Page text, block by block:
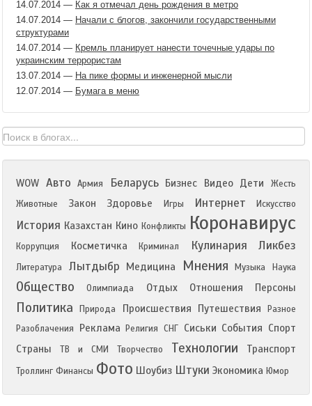
14.07.2014 — Как я отмечал день рождения в метро
14.07.2014 — Начали с блогов, закончили государственными
структурами
14.07.2014 — Кремль планирует нанести точечные удары по
украинским террористам
13.07.2014 — На пике формы и инженерной мысли
12.07.2014 — Бумага в меню
WOW Авто Армия Беларусь Бизнес Видео Дети
Жесть
Животные
Закон Здоровье Игры Интернет Искусство
История Казахстан Кино Конфликты Коронавирус
Коррупция Косметичка Криминал Кулинария Ликбез
Литература Лытдыбр Медицина Мнения Музыка Наука
Общество Олимпиада Отдых Отношения Персоны
Политика Природа Происшествия Путешествия
Разное
Разоблачения
Реклама Религия СНГ Сиськи События Спорт
Страны
ТВ и СМИ Творчество Технологии Транспорт
Троллинг Финансы Фото Шоубиз Штуки Экономика Юмор